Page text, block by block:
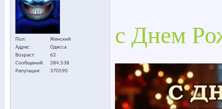
Пол
Женский
Адрес
Одесса
Возраст
62
Сообщений
284,538
Репутация
370590
с Днем